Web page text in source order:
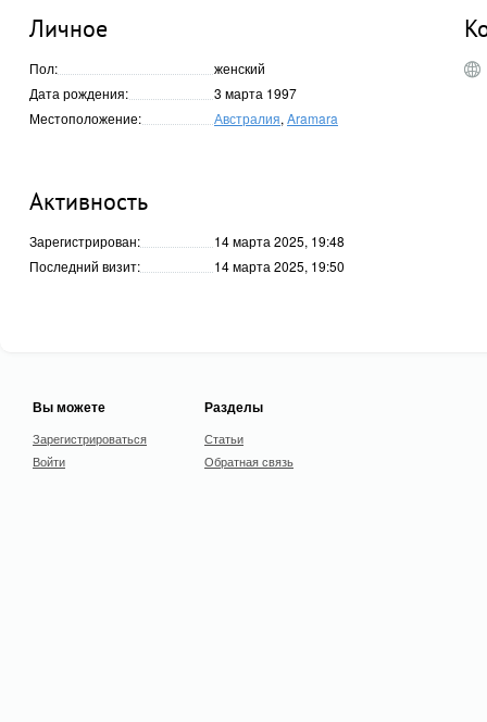
Личное
Пол:
женский
Дата рождения:
3 марта 1997
Местоположение:
Австралия, Aramara
Активность
Зарегистрирован:
14 марта 2025, 19:48
Последний визит:
14 марта 2025, 19:50
Вы можете
Зарегистрироваться
Войти
Разделы
Статьи
Обратная связь